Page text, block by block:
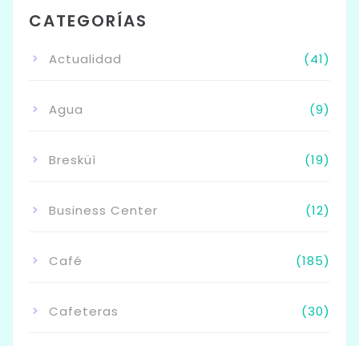
CATEGORÍAS
Actualidad (41)
Agua (9)
Bresküì (19)
Business Center (12)
Café (185)
Cafeteras (30)